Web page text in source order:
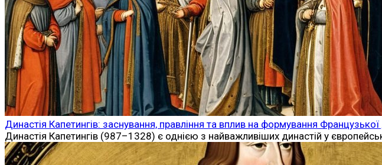
Династія Капетингів: заснування, правління та вплив на формування
Династія Капетингів (987–1328) є однією з найважливіших династій у